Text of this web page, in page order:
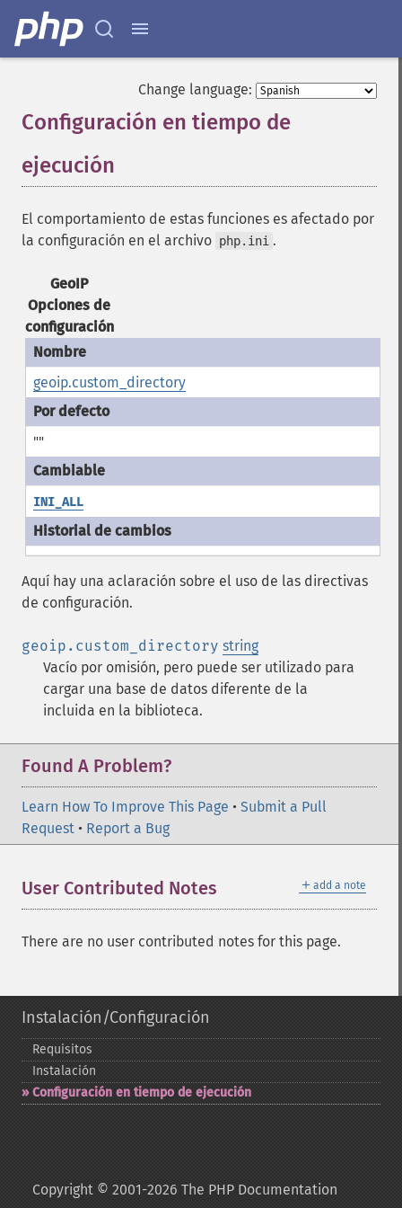
Change language:
Configuración en tiempo de
ejecución
El comportamiento de estas funciones es afectado por
la configuración en el archivo php.ini .
GeoIP
Opciones de
configuración
geoip.custom_directory
""
INI_ALL
Aquí hay una aclaración sobre el uso de las directivas
de configuración.
geoip.custom_directory string
Vacío por omisión, pero puede ser utilizado para
cargar una base de datos diferente de la
incluida en la biblioteca.
Found A Problem?
Learn How To Improve This Page • Submit a Pull
Request • Report a Bug
＋ add a note
User Contributed Notes
There are no user contributed notes for this page.
Instalación/Configuración
Requisitos
Instalación
Configuración en tiempo de ejecución
Copyright © 2001-2026 The PHP Documentation